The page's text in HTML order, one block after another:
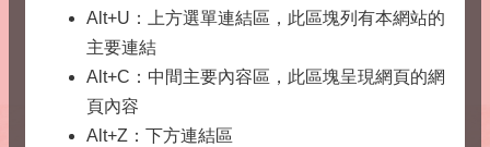
Alt+U：上方選單連結區，此區塊列有本網站的
主要連結
Alt+C：中間主要內容區，此區塊呈現網頁的網
頁內容
Alt+Z：下方連結區